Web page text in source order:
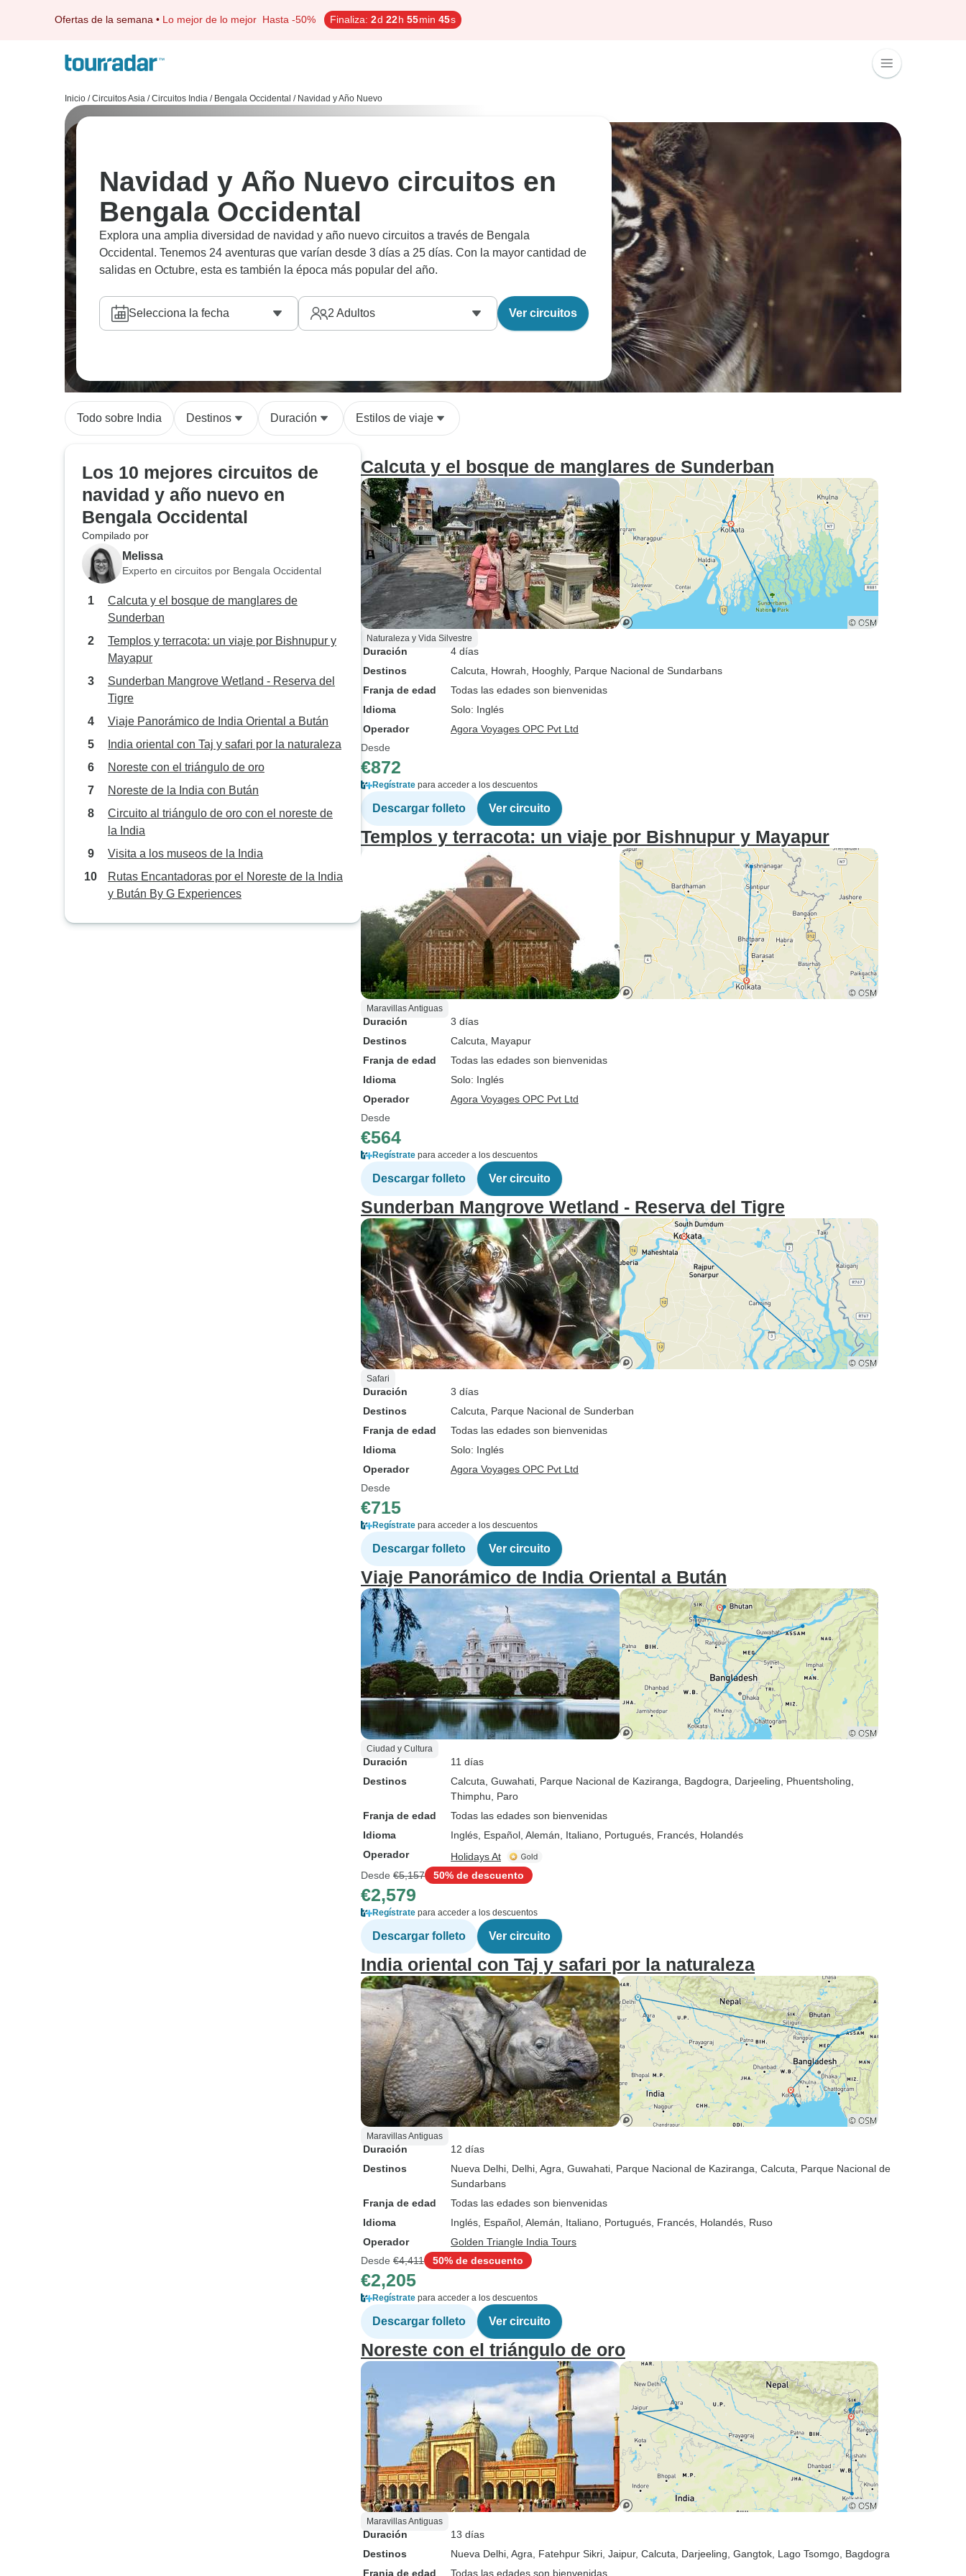
Ofertas de la semana • Lo mejor de lo mejor Hasta -50% Finaliza: 2d 22h 55min 44s
Inicio / Circuitos Asia / Circuitos India / Bengala Occidental / Navidad y Año Nuevo
Navidad y Año Nuevo circuitos en
Bengala Occidental
Explora una amplia diversidad de navidad y año nuevo circuitos a través de Bengala
Occidental. Tenemos 24 aventuras que varían desde 3 días a 25 días. Con la mayor cantidad de
salidas en Octubre, esta es también la época más popular del año.
Selecciona la fecha 2 Adultos Ver circuitos
Todo sobre India Destinos Duración Estilos de viaje
Los 10 mejores circuitos de
navidad y año nuevo en
Bengala Occidental
Compilado por
Melissa
Experto en circuitos por Bengala Occidental
Calcuta y el bosque de manglares de
Sunderban
Templos y terracota: un viaje por Bishnupur y
Mayapur
Sunderban Mangrove Wetland - Reserva del
Tigre
Viaje Panorámico de India Oriental a Bután
India oriental con Taj y safari por la naturaleza
Noreste con el triángulo de oro
Noreste de la India con Bután
Circuito al triángulo de oro con el noreste de
la India
Visita a los museos de la India
Rutas Encantadoras por el Noreste de la India
y Bután By G Experiences
Calcuta y el bosque de manglares de Sunderban
Naturaleza y Vida Silvestre
Duración
4 días
Destinos
Calcuta , Howrah , Hooghly, Parque Nacional de Sundarbans
Franja de edad
Todas las edades son bienvenidas
Idioma
Solo: Inglés
Operador
Agora Voyages OPC Pvt Ltd
Desde
€872
Regístrate para acceder a los descuentos
Descargar folleto Ver circuito
Templos y terracota: un viaje por Bishnupur y Mayapur
Maravillas Antiguas
Duración
3 días
Destinos
Calcuta , Mayapur
Franja de edad
Todas las edades son bienvenidas
Idioma
Solo: Inglés
Operador
Agora Voyages OPC Pvt Ltd
Desde
€564
Regístrate para acceder a los descuentos
Descargar folleto Ver circuito
Sunderban Mangrove Wetland - Reserva del Tigre
Safari
Duración
3 días
Destinos
Calcuta , Parque Nacional de Sunderban
Franja de edad
Todas las edades son bienvenidas
Idioma
Solo: Inglés
Operador
Agora Voyages OPC Pvt Ltd
Desde
€715
Regístrate para acceder a los descuentos
Descargar folleto Ver circuito
Viaje Panorámico de India Oriental a Bután
Ciudad y Cultura
Duración
11 días
Destinos
Calcuta , Guwahati , Parque Nacional de Kaziranga , Bagdogra , Darjeeling , Phuentsholing
Thimphu , Paro
Franja de edad
Todas las edades son bienvenidas
Idioma
Inglés, Español, Alemán, Italiano, Portugués, Francés, Holandés
Operador
Holidays At
Desde €5,157 50% de descuento
€2,579
Regístrate para acceder a los descuentos
Descargar folleto Ver circuito
India oriental con Taj y safari por la naturaleza
Maravillas Antiguas
Duración
12 días
Destinos
Nueva Delhi , Delhi , Agra , Guwahati , Parque Nacional de Kaziranga , Calcuta , Parque Nacional de
Sundarbans
Franja de edad
Todas las edades son bienvenidas
Idioma
Inglés, Español, Alemán, Italiano, Portugués, Francés, Holandés, Ruso
Operador
Golden Triangle India Tours
Desde €4,411 50% de descuento
€2,205
Regístrate para acceder a los descuentos
Descargar folleto Ver circuito
Noreste con el triángulo de oro
Maravillas Antiguas
Duración
13 días
Destinos
Nueva Delhi , Agra , Fatehpur Sikri , Jaipur, Calcuta , Darjeeling , Gangtok , Lago Tsomgo , Bagdogra
Franja de edad
Todas las edades son bienvenidas